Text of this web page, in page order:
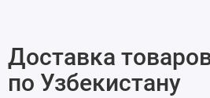
Доставка
по Узбекистану